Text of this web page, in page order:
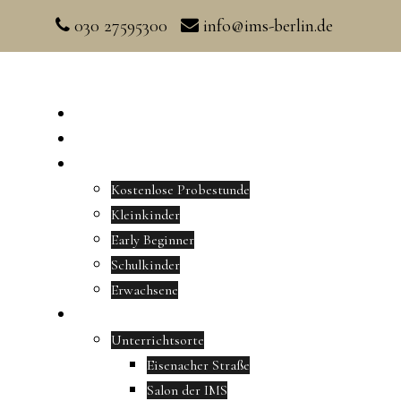
030 27595300 info@ims-berlin.de
Kostenlose Probestunde
Kleinkinder
Early Beginner
Schulkinder
Erwachsene
Unterrichtsorte
Eisenacher Straße
Salon der IMS